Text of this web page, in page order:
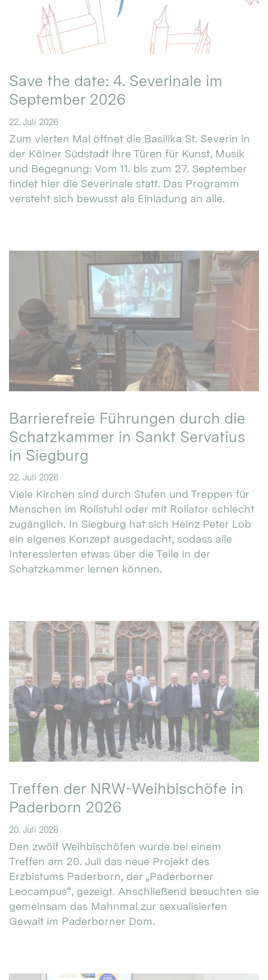
Save the date: 4. Severinale im
September 2026
22. Juli 2026
Zum vierten Mal öffnet die Basilika St. Severin in
der Kölner Südstadt ihre Türen für Kunst, Musik
und Begegnung: Vom 11. bis zum 27. September
findet hier die Severinale statt. Das Programm
versteht sich bewusst als Einladung an alle.
Barrierefreie Führungen durch die
Schatzkammer in Sankt Servatius
in Siegburg
22. Juli 2026
Viele Kirchen sind durch Stufen und Treppen für
Menschen im Rollstuhl oder mit Rollator schlecht
zugänglich. In Siegburg hat sich Heinz Peter Lob
ein eigenes Konzept ausgedacht, sodass alle
Interessierten etwas über die Teile in der
Schatzkammer lernen können.
Treffen der NRW-Weihbischöfe in
Paderborn 2026
20. Juli 2026
Den zwölf Weihbischöfen wurde bei einem
Treffen am 20. Juli das neue Projekt des
Erzbistums Paderborn, der „Paderborner
Leocampus“, gezeigt. Anschließend besuchten sie
gemeinsam das Mahnmal zur sexualisierten
Gewalt im Paderborner Dom.